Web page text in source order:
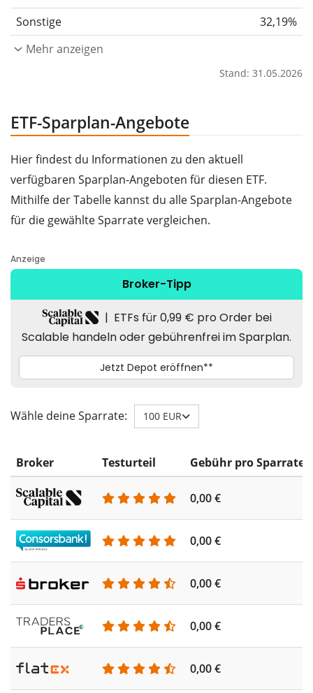
Sonstige
32,19%
Mehr anzeigen
Stand: 31.05.2026
ETF-Sparplan-Angebote
Hier findest du Informationen zu den aktuell
verfügbaren Sparplan-Angeboten für diesen ETF.
Mithilfe der Tabelle kannst du alle Sparplan-Angebote
für die gewählte Sparrate vergleichen.
Wähle deine Sparrate: 100 EUR
Broker Testurteil Gebühr pro Sparrate
0,00 €
0,00 €
0,00 €
0,00 €
0,00 €